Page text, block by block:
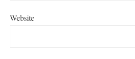
Website